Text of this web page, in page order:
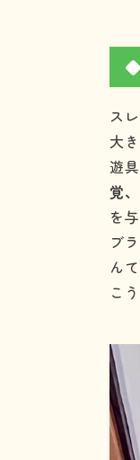
◆
ス
大
遊
覚
を
ブ
ん
こ